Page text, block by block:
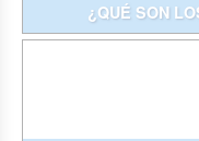
¿QUÉ SON